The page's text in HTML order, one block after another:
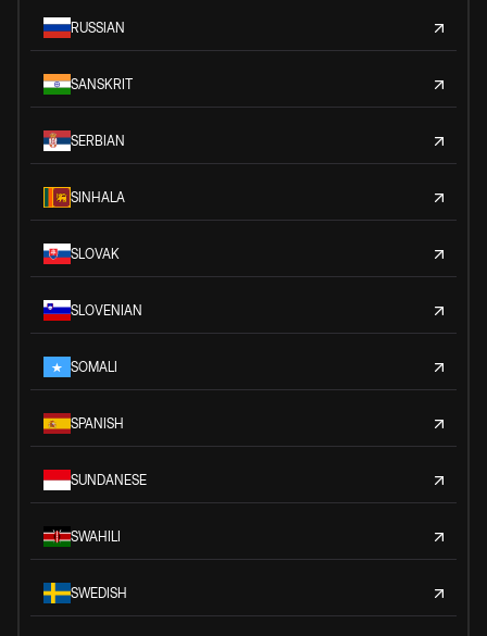
RUSSIAN
SANSKRIT
SERBIAN
SINHALA
SLOVAK
SLOVENIAN
SOMALI
SPANISH
SUNDANESE
SWAHILI
SWEDISH